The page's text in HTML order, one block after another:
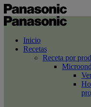
Inicio
Recetas
Receta por